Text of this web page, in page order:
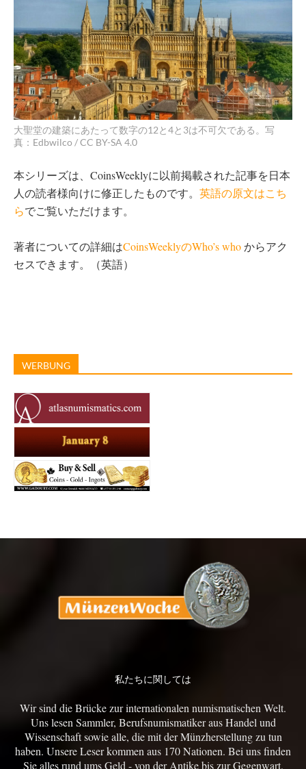
大聖堂の建築にあたって数字の12と4と3は不可欠である。写
真：Edbwilco / CC BY-SA 4.0
本シリーズは、CoinsWeeklyに以前掲載された記事を日本
人の読者様向けに修正したものです。 英語の原文はこち
らでご覧いただけます。
著者についての詳細はCoinsWeeklyのWho’s whoからアク
セスできます。（英語）
WERBUNG
私たちに関しては
Wir sind die Brücke zur internationalen numismatischen Welt.
Uns lesen Sammler, Berufsnumismatiker aus Handel und
Wissenschaft sowie alle, die mit der Münzherstellung zu tun
haben. Unsere Leser kommen aus 170 Nationen. Bei uns finden
Sie alles rund ums Geld - von der Antike bis zur Gegenwart.